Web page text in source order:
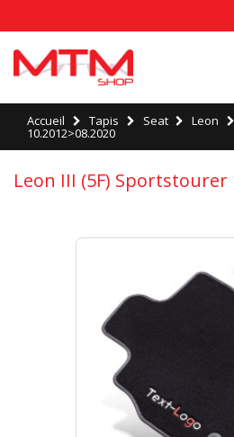
Accueil Tapis Seat Leon
10.2012>08.2020
Leon III (5F) Sportstourer